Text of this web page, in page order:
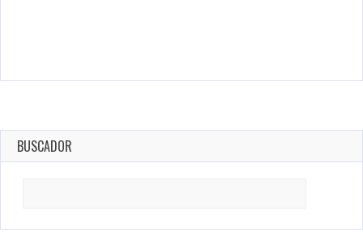
BUSCADOR